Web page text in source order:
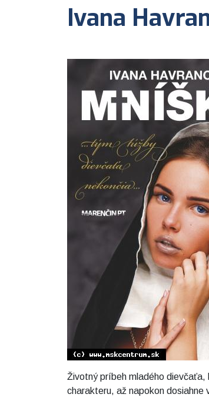
Ivana
Životný príbeh mladého dievčaťa,
charakteru, až napokon